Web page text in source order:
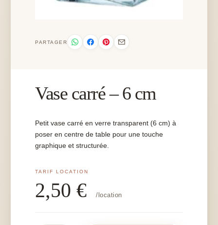
PARTAGER
Vase carré – 6 cm
Petit vase carré en verre transparent (6 cm) à
poser en centre de table pour une touche
graphique et structurée.
2,50€ /location